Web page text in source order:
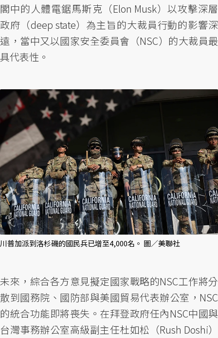
閣中的人體電鋸馬斯克（Elon Musk）以攻擊深層
政府（deep state）為主旨的大裁員行動的影響深
遠，當中又以國家安全委員會（NSC）的大裁員最
具代表性。
川普加派到洛杉磯的國民兵已增至4,000名。 圖／美聯社
未來，綜合各方意見擬定國家戰略的NSC工作將分
散到國務院、國防部與美國貿易代表辦公室，NSC
的統合功能即將喪失。在拜登政府任內NSC中國與
台灣事務辦公室高級副主任杜如松（Rush Doshi）